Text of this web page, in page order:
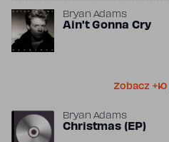
Bryan Adams
Ain't Gonna Cry
Zobacz
Bryan Adams
Christmas (EP)